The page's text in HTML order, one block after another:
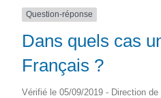
Question-réponse
Dans quels cas
Français ?
Vérifié le 05/09/2019 - Direction